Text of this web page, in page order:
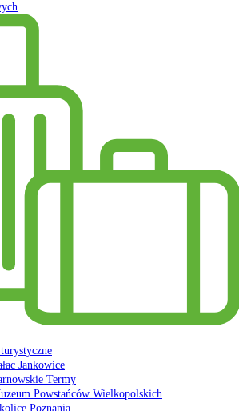
Jankowice
Termy
Powstańców Wielkopolskich
Poznania